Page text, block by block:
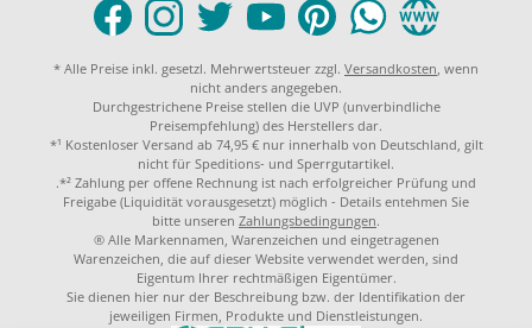
* Alle Preise inkl. gesetzl. Mehrwertsteuer zzgl. Versandkosten, wenn
nicht anders angegeben.
Durchgestrichene Preise stellen die UVP (unverbindliche
Preisempfehlung) des Herstellers dar.
*¹ Kostenloser Versand ab 74,95 € nur innerhalb von Deutschland, gilt
nicht für Speditions- und Sperrgutartikel.
.*² Zahlung per offene Rechnung ist nach erfolgreicher Prüfung und
Freigabe (Liquidität vorausgesetzt) möglich - Details entehmen Sie
bitte unseren Zahlungsbedingungen.
® Alle Markennamen, Warenzeichen und eingetragenen
Warenzeichen, die auf dieser Website verwendet werden, sind
Eigentum Ihrer rechtmäßigen Eigentümer.
Sie dienen hier nur der Beschreibung bzw. der Identifikation der
jeweiligen Firmen, Produkte und Dienstleistungen.